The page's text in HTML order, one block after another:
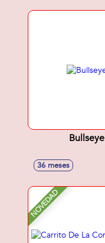
Bullseye
36 meses
NOVEDAD